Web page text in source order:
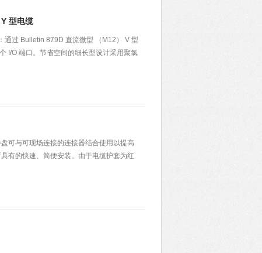
型电缆
通过 Bulletin 879D 直流微型 （M12） V 型
I/O 端口。节省空间的细长型设计采用聚氯
可与可现场连接的连接器结合使用以提高
有的快速、简便安装。由于电缆护套为红